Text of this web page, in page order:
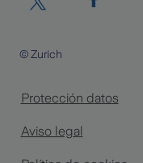
Protección datos
Aviso legal
© Zurich